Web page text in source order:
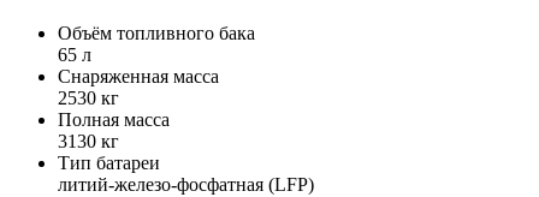
Объём топливного бака
65 л
Снаряженная масса
2530 кг
Полная масса
3130 кг
Тип батареи
литий-железо-фосфатная (LFP)